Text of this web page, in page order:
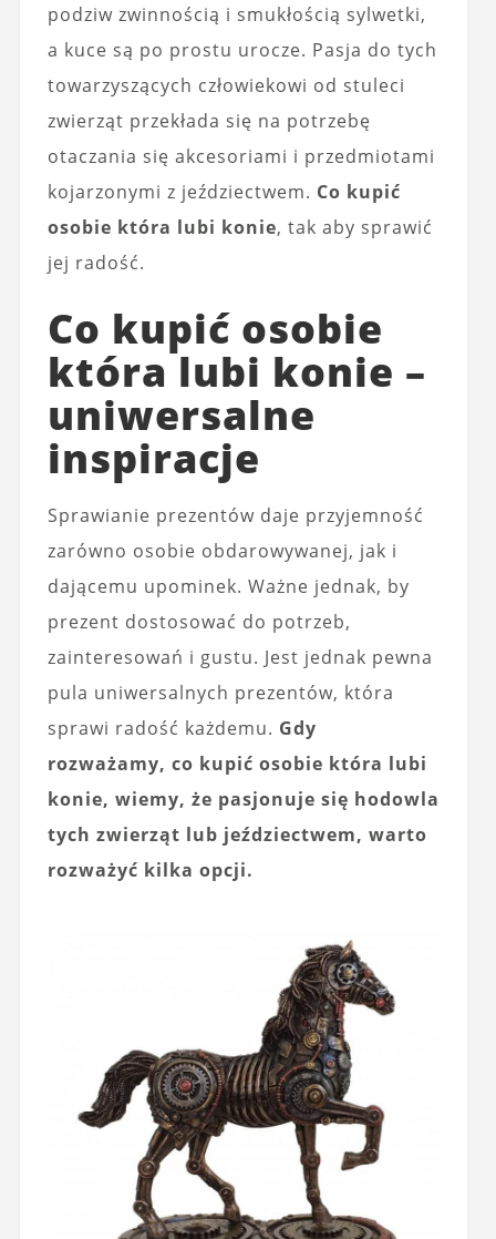
podziw zwinnością i smukłością sylwetki,
a kuce są po prostu urocze. Pasja do tych
towarzyszących człowiekowi od stuleci
zwierząt przekłada się na potrzebę
otaczania się akcesoriami i przedmiotami
kojarzonymi z jeździectwem. Co kupić
osobie która lubi konie, tak aby sprawić
jej radość.
Co kupić osobie
która lubi konie –
uniwersalne
inspiracje
Sprawianie prezentów daje przyjemność
zarówno osobie obdarowywanej, jak i
dającemu upominek. Ważne jednak, by
prezent dostosować do potrzeb,
zainteresowań i gustu. Jest jednak pewna
pula uniwersalnych prezentów, która
sprawi radość każdemu. Gdy
rozważamy, co kupić osobie która lubi
konie, wiemy, że pasjonuje się hodowla
tych zwierząt lub jeździectwem, warto
rozważyć kilka opcji.